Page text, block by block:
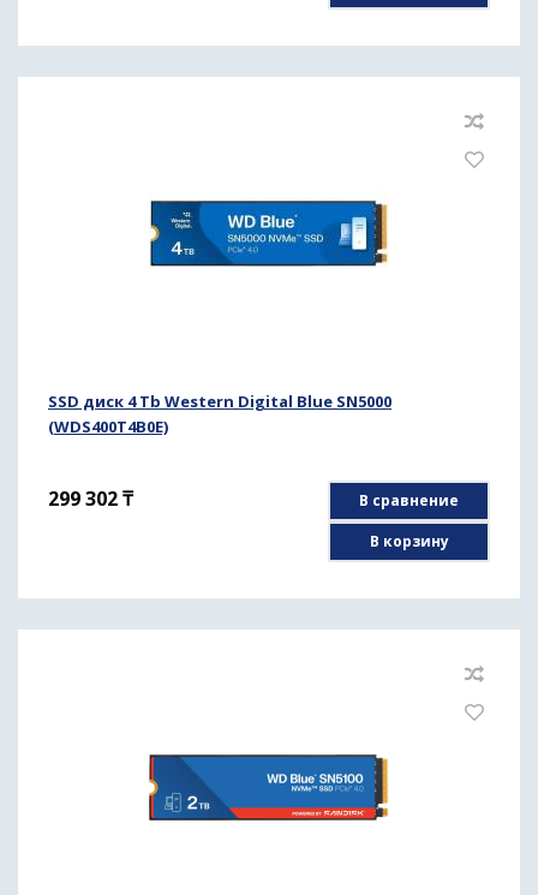
SSD диск 4 Tb Western Digital Blue SN5000
(WDS400T4B0E)
299 302₸
В сравнение
В корзину